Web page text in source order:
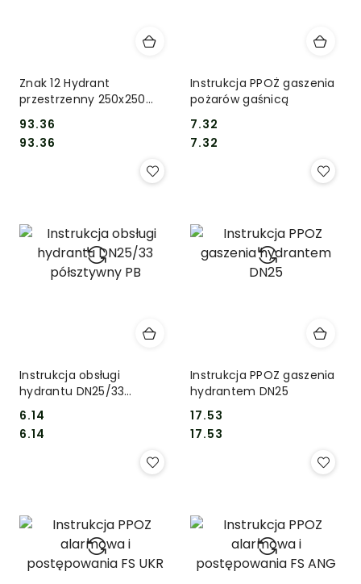
Znak 12 Hydrant
przestrzenny 250x250
MET
Cena:
93.36
Cena:
93.36
Instrukcja PPOŻ gaszenia
pożarów gaśnicą
Cena:
7.32
Cena:
7.32
Instrukcja obsługi
hydrantu DN25/33
półsztywny PB
Cena:
6.14
Cena:
6.14
Instrukcja PPOZ gaszenia
hydrantem DN25
Cena:
17.53
Cena:
17.53